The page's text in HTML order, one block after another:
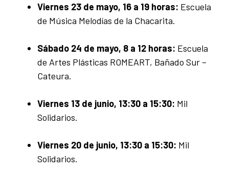
Viernes 23 de mayo, 16 a 19 horas: Escuela
de Música Melodías de la Chacarita.
Sábado 24 de mayo, 8 a 12 horas: Escuela
de Artes Plásticas ROMEART, Bañado Sur –
Cateura.
Viernes 13 de junio, 13:30 a 15:30: Mil
Solidarios.
Viernes 20 de junio, 13:30 a 15:30: Mil
Solidarios.